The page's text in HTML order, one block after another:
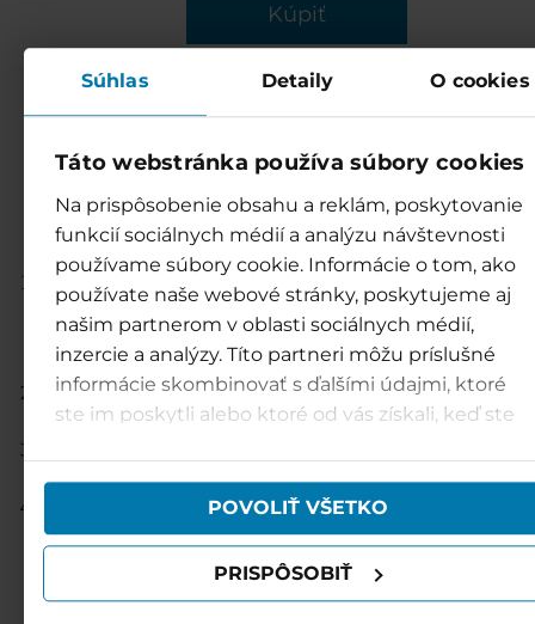
Súhlas Detaily O cookies
Táto webstránka používa súbory cookies
Na prispôsobenie obsahu a reklám, poskytovanie
funkcií sociálnych médií a analýzu návštevnosti
používame súbory cookie. Informácie o tom, ako
používate naše webové stránky, poskytujeme aj
našim partnerom v oblasti sociálnych médií,
inzercie a analýzy. Títo partneri môžu príslušné
informácie skombinovať s ďalšími údajmi, ktoré
ste im poskytli alebo ktoré od vás získali, keď ste
POVOLIŤ VŠETKO
PRISPÔSOBIŤ
Kúpiť
PRAVIDLÁ PRI POBYTE V
SAUNOVOM SVETE
WELLNESS & SPA
Vstupdo saunového svetaje jednorazový na
max. 90 minút. Ak prekročíte maximálnu dobu
pobytu, alebo v prípade opakovaného vstupu,
bude účtovaný poplatok podľa aktuálneho cenníka.
V saunovom svete je možnýpohyb len v
plaviek.
len bez plaviek a bez plachty.
Vstup je povolený osobám od 6 rokov v
osoby staršej ako 18 rokov. Pobyt detí od
nedovŕšených 12 rokov v saunovom svete je
17:00. Posledný 90-minútový vstup je možný do